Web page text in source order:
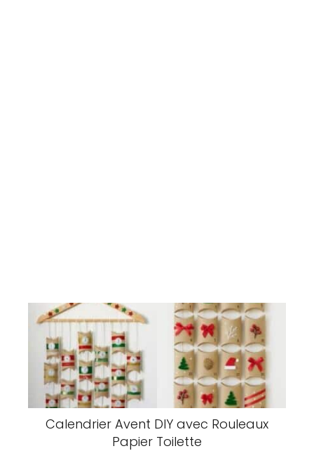
Calendrier Avent DIY avec Rouleaux
Papier Toilette